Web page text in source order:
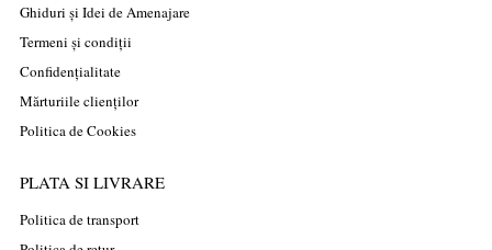
Ghiduri și Idei de Amenajare
Termeni și condiții
Confidențialitate
Mărturiile clienților
Politica de Cookies
PLATA SI LIVRARE
Politica de transport